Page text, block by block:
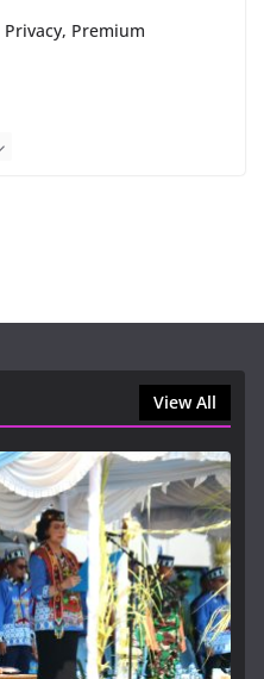
Premium
Kalteng: Pemerintah
Perkuat Sinergi dan
and Options for U.S.
View All